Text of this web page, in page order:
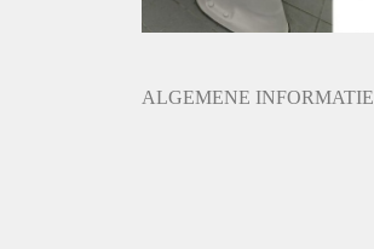
ALGEMENE INFORMATIE